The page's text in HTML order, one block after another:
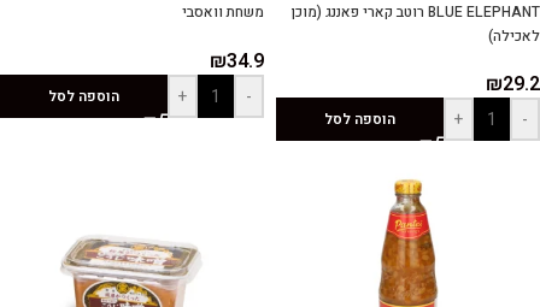
BLUE ELEPHANT רוטב קארי פאננג (מוכן
לאכילה)
₪29.2
-
+ הוספה לסל
משחת וואסבי
₪34.9
-
+ הוספה לסל